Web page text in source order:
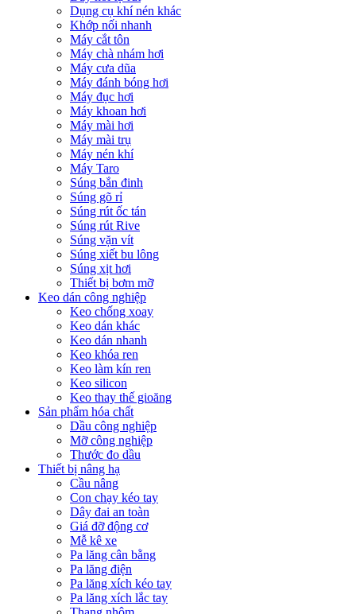
Dụng cụ khí nén khác
Khớp nối nhanh
Máy cắt tôn
Máy chà nhám hơi
Máy cưa dũa
Máy đánh bóng hơi
Máy đục hơi
Máy khoan hơi
Máy mài hơi
Máy mài trụ
Máy nén khí
Máy Taro
Súng bắn đinh
Súng gõ rỉ
Súng rút ốc tán
Súng rút Rive
Súng vặn vít
Súng xiết bu lông
Súng xịt hơi
Thiết bị bơm mỡ
Keo dán công nghiệp
Keo chống xoay
Keo dán khác
Keo dán nhanh
Keo khóa ren
Keo làm kín ren
Keo silicon
Keo thay thế gioăng
Sản phẩm hóa chất
Dầu công nghiệp
Mỡ công nghiệp
Thước đo dầu
Thiết bị nâng hạ
Cầu nâng
Con chạy kéo tay
Dây đai an toàn
Giá đỡ động cơ
Mễ kê xe
Pa lăng cân bằng
Pa lăng điện
Pa lăng xích kéo tay
Pa lăng xích lắc tay